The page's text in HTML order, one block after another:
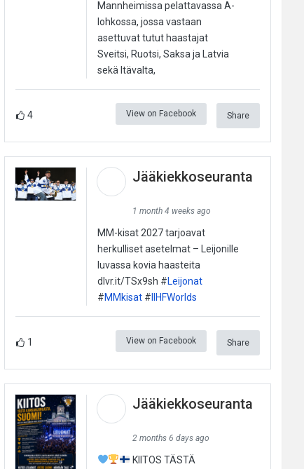
Mannheimissa pelattavassa A-
lohkossa, jossa vastaan
asettuvat tutut haastajat
Sveitsi, Ruotsi, Saksa ja Latvia
sekä Itävalta,
4 View on Facebook Share
Jääkiekkoseuranta
1 month 4 weeks ago
MM-kisat 2027 tarjoavat
herkulliset asetelmat – Leijonille
luvassa kovia haasteita
dlvr.it/TSx9sh #Leijonat
#MMkisat#IIHFWorlds
1 View on Facebook Share
Jääkiekkoseuranta
2 months 6 days ago
KIITOS TÄSTÄ